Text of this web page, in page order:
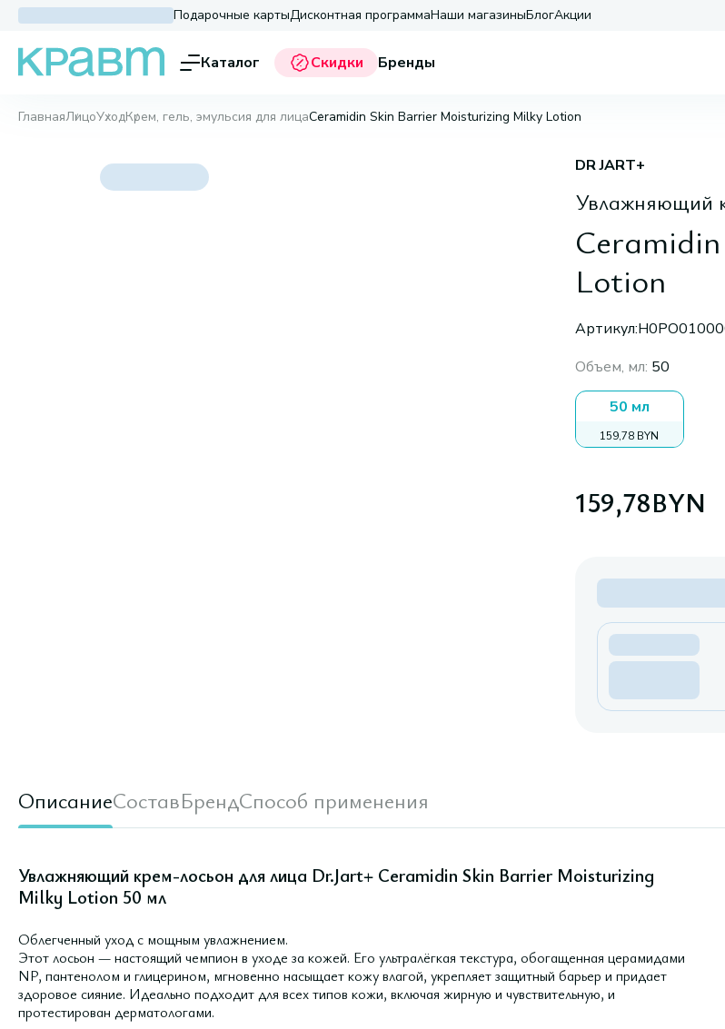
Подарочные картыДисконтная программаНаши магазиныБлогАкции
Каталог Скидки Бренды
ГлавнаяЛицоУходКрем, гель, эмульсия для лицаCeramidin Skin Barrier Moisturizing Milky Lotion
DR JART+
Увлажняющий
Lotion
Артикул:
Объем, мл: 50
50 мл
159,78 BYN
159,78BYN
ОписаниеСоставБрендСпособ применения
Увлажняющий крем-лосьон для лица Dr.Jart+ Ceramidin Skin Barrier Moisturizing
Milky Lotion 50 мл
Облегченный уход с мощным увлажнением.
Этот лосьон — настоящий чемпион в уходе за кожей. Его ультралёгкая текстура, обогащенная церамидами
NP, пантенолом и глицерином, мгновенно насыщает кожу влагой, укрепляет защитный барьер и придает
здоровое сияние. Идеально подходит для всех типов кожи, включая жирную и чувствительную, и
протестирован дерматологами.